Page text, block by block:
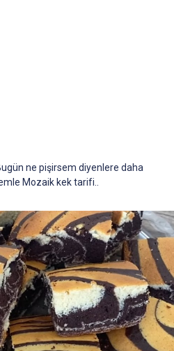
ne pişirsem diyenlere daha
Mozaik kek tarifi..